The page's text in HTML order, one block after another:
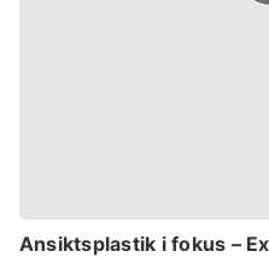
Ansiktsplastik i fokus –